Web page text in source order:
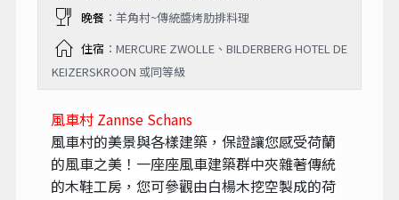
晚餐：羊角村~傳統醬烤肋排料理
住宿 ：MERCURE ZWOLLE、BILDERBERG HOTEL DE
KEIZERSKROON 或同等級
風車村 Zannse Schans
風車村的美景與各樣建築，保證讓您感受荷蘭
的風車之美！一座座風車建築群中夾雜著傳統
的木鞋工房，您可參觀由白楊木挖空製成的荷